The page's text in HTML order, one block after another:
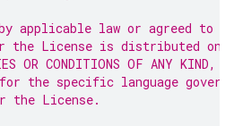
applicable law or agreed to
the License is distributed on
OR CONDITIONS OF ANY
the specific language
the License.